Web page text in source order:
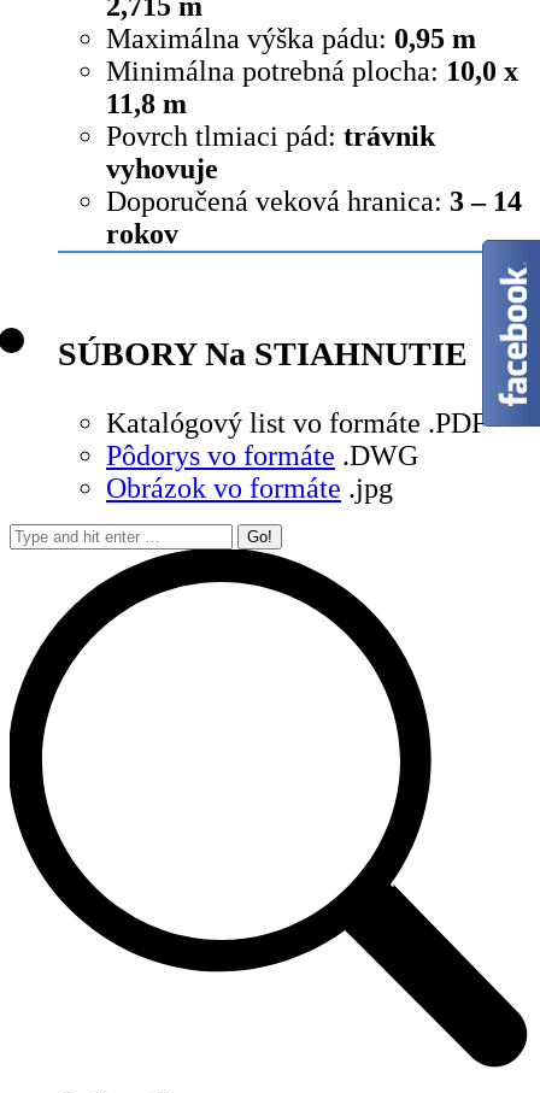
Maximálna výška pádu: 0,95 m
Minimálna potrebná plocha: 10,0 x
11,8 m
Povrch tlmiaci pád: trávnik
vyhovuje
Doporučená veková hranica: 3 – 14
rokov
SÚBORY Na STIAHNUTIE
Katalógový list vo formáte .PDF
Pôdorys vo formáte .DWG
Obrázok vo formáte .jpg
Search: